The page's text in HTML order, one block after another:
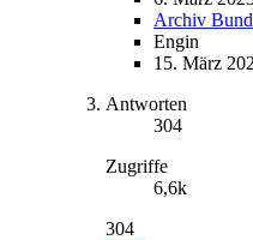
Archiv
Engin
15. März
Antworten
304
Zugriffe
6,6k
304